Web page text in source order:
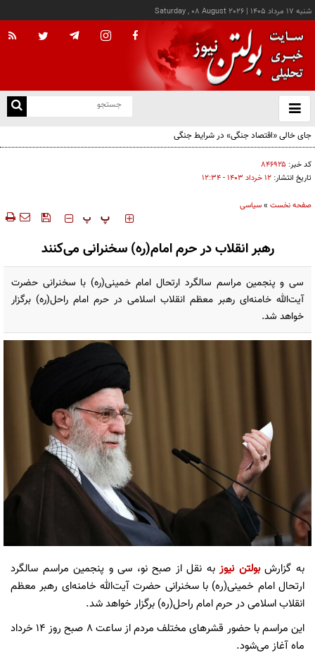
شنبه ۱۷ مرداد ۱۴۰۵ |
Saturday , 08 August 2026
باز
و
جای خالی «اقتصاد جنگی» در شرایط جنگی
کد خبر: ۸۴۶۹۲۵
تاریخ انتشار: ۱۲ خرداد ۱۴۰۳ - ۱۲:۳۴
صفحه نخست »سیاسی
‍‍‍ پ پ
رهبر انقلاب در حرم امام(ره) سخنرانی می‌کنند
سی و پنجمین مراسم سالگرد ارتحال امام خمینی(ره) با سخنرانی حضرت
آیت‌الله خامنه‌ای رهبر معظم انقلاب اسلامی در حرم امام راحل(ره) برگزار
خواهد شد.
به گزارشبولتن نیوزبه نقل از صبح نو، سی و پنجمین مراسم سالگرد
ارتحال امام خمینی(ره) با سخنرانی حضرت آیت‌الله خامنه‌ای رهبر معظم
انقلاب اسلامی در حرم امام راحل(ره) برگزار خواهد شد.
این مراسم با حضور قشرهای مختلف مردم از ساعت ۸ صبح روز ۱۴ خرداد
ماه آغاز می‌شود.